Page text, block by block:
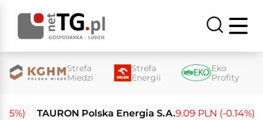
Strefa
Miedzi
Strefa
Energii
Eko
Profity
TAURON Polska Energia S.A.9.09 PLN (-0.14%)